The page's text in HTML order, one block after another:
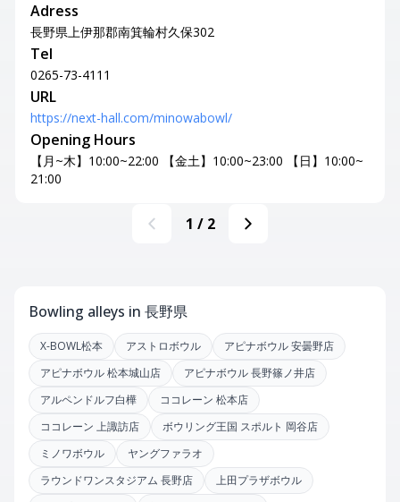
Adress
長野県上伊那郡南箕輪村久保302
Tel
0265-73-4111
URL
https://next-hall.com/minowabowl/
Opening Hours
【月~木】10:00~22:00 【金土】10:00~23:00 【日】10:00~
21:00
1 / 2
Bowling alleys in 長野県
X-BOWL松本 アストロボウル
アピナボウル 安曇野店
アピナボウル 松本城山店
アピナボウル 長野篠ノ井店
アルペンドルフ白樺
ココレーン 松本店
ココレーン 上諏訪店
ボウリング王国 スポルト 岡谷店
ミノワボウル
ヤングファラオ
ラウンドワンスタジアム 長野店
上田プラザボウル